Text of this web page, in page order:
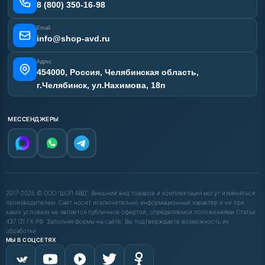
Карта сайта
8 (800) 350-16-98
Email
info@shop-avd.ru
Адрес
454000, Россия, Челябинская область,
г.Челябинск, ул.Нахимова, 18п
МЕССЕНДЖЕРЫ
2017-2025 © ООО "ШОП АВД". Внешний вид товаров и комплектация могут изменяться
производителем. Сайт носит исключительно информационный характер и ни при
каких условиях не является публичной офертой, определяемой положениями Статьи
437 (2) ГК РФ. Заполняя формы на сайте, Вы подтверждаете возможность их
обработки.
МЫ В СОЦСЕТЯХ